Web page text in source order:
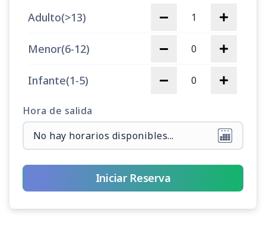
Adulto(>13)
Menor(6-12)
Infante(1-5)
Hora de salida
Iniciar Reserva